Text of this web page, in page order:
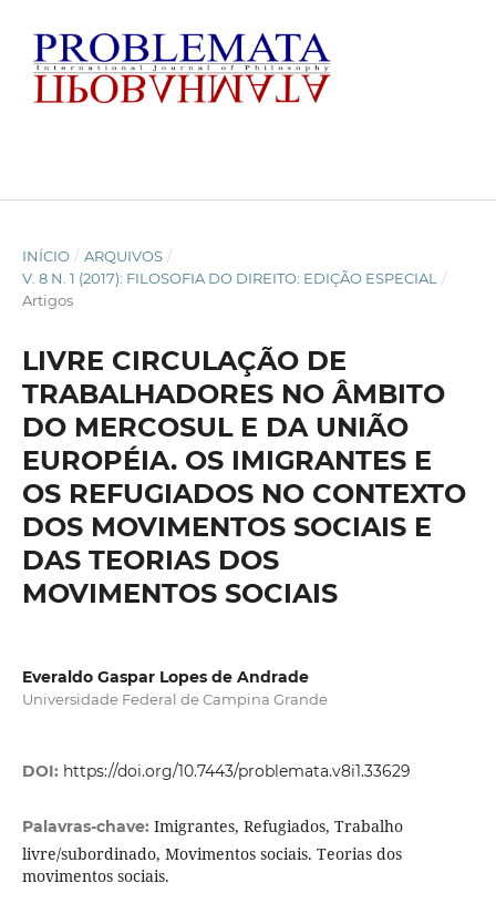
INÍCIO / ARQUIVOS /
V. 8 N. 1 (2017): FILOSOFIA DO DIREITO: EDIÇÃO ESPECIAL
/
Artigos
LIVRE CIRCULAÇÃO DE
TRABALHADORES NO ÂMBITO
DO MERCOSUL E DA UNIÃO
EUROPÉIA. OS IMIGRANTES E
OS REFUGIADOS NO CONTEXTO
DOS MOVIMENTOS SOCIAIS E
DAS TEORIAS DOS
MOVIMENTOS SOCIAIS
Everaldo Gaspar Lopes de Andrade
Universidade Federal de Campina Grande
DOI: https://doi.org/10.7443/problemata.v8i1.33629
Palavras-chave: Imigrantes, Refugiados, Trabalho
livre/subordinado, Movimentos sociais. Teorias dos
movimentos sociais.